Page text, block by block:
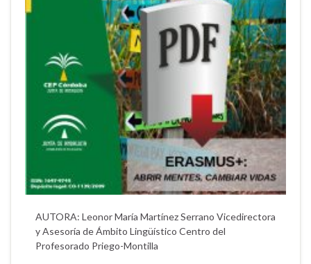
AUTORA: Leonor María Martínez Serrano Vicedirectora
y Asesoría de Ámbito Lingüístico Centro del
Profesorado Priego-Montilla